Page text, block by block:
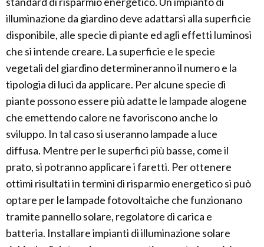
illuminazione da giardino deve adattarsi alla superficie
disponibile, alle specie di piante ed agli effetti luminosi
che si intende creare. La superficie e le specie
vegetali del giardino determineranno il numero e la
tipologia di luci da applicare. Per alcune specie di
piante possono essere più adatte le lampade alogene
che emettendo calore ne favoriscono anche lo
sviluppo. In tal caso si useranno lampade a luce
diffusa. Mentre per le superfici più basse, come il
prato, si potranno applicare i faretti. Per ottenere
ottimi risultati in termini di risparmio energetico si può
optare per le lampade fotovoltaiche che funzionano
tramite pannello solare, regolatore di carica e
batteria. Installare impianti di illuminazione solare